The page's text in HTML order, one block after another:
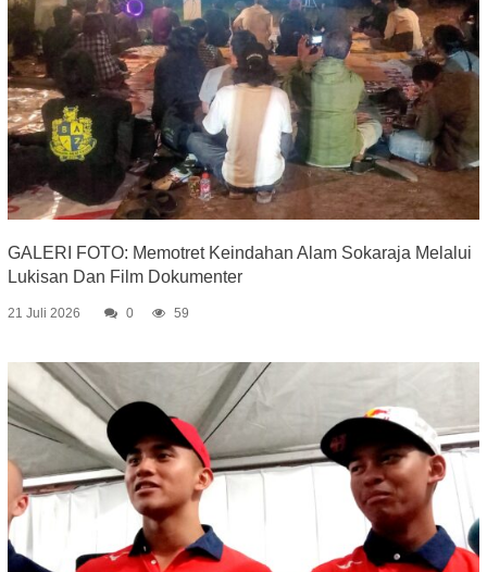
GALERI FOTO: Memotret Keindahan Alam Sokaraja Melalui
Lukisan Dan Film Dokumenter
21 Juli 2026 0 59